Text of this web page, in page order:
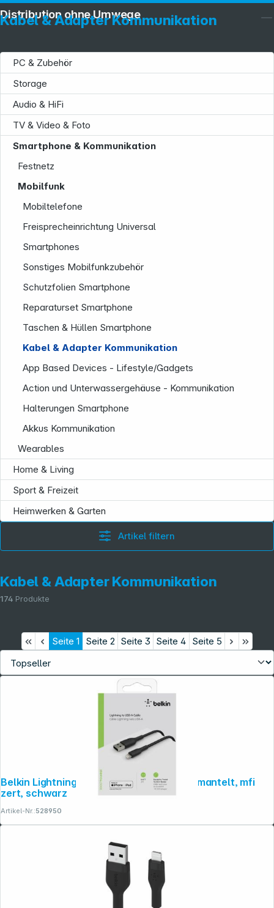
Kabel & Adapter Kommunikation
PC & Zubehör
Storage
Audio & HiFi
TV & Video & Foto
Smartphone & Kommunikation
Festnetz
Mobilfunk
Mobiltelefone
Freisprecheinrichtung Universal
Smartphones
Sonstiges Mobilfunkzubehör
Schutzfolien Smartphone
Reparaturset Smartphone
Taschen & Hüllen Smartphone
Kabel & Adapter Kommunikation
App Based Devices - Lifestyle/Gadgets
Action und Unterwassergehäuse - Kommunikation
Halterungen Smartphone
Akkus Kommunikation
Wearables
Home & Living
Sport & Freizeit
Heimwerken & Garten
Artikel filtern
Kabel & Adapter Kommunikation
174 Produkte
Seite 1 Seite 2 Seite 3 Seite 4 Seite 5
Belkin Lightning Lade/Sync Kabel 2m, ummantelt, mfi
zert, schwarz
Artikel-Nr.:528950
Distribution ohne Umwege
Service